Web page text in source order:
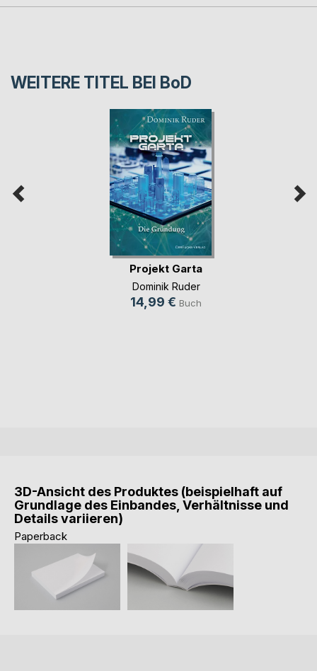
WEITERE TITEL BEI BoD
Projekt Garta
Dominik Ruder
14,99 € Buch
3D-Ansicht des Produktes (beispielhaft auf
Grundlage des Einbandes, Verhältnisse und
Details variieren)
Paperback